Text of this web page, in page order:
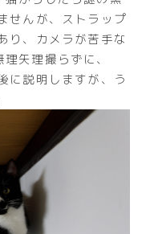
せんが、ストラップ
り、カメラが苦手な
矢理撮らずに、
に説明しますが、う